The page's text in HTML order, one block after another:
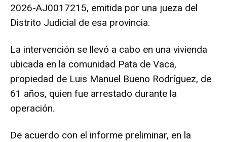
2026-AJ0017215, emitida por una jueza del
Distrito Judicial de esa provincia.
La intervención se llevó a cabo en una vivienda
ubicada en la comunidad Pata de Vaca,
propiedad de Luis Manuel Bueno Rodríguez, de
61 años, quien fue arrestado durante la
operación.
De acuerdo con el informe preliminar, en la